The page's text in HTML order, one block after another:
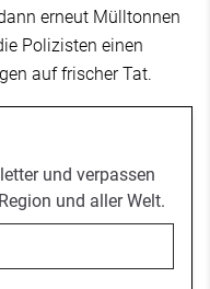
erneut Mülltonnen
Polizisten einen
auf frischer Tat.
und verpassen
und aller Welt.